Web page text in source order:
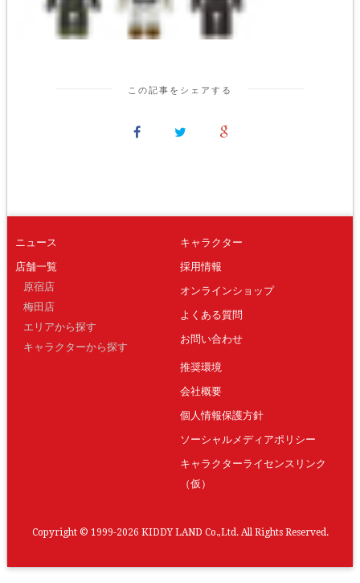
この記事をシェアする
ニュース
店舗一覧
原宿店
梅田店
エリアから探す
キャラクターから探す
キャラクター
採用情報
オンラインショップ
よくある質問
お問い合わせ
推奨環境
会社概要
個人情報保護方針
ソーシャルメディアポリシー
キャラクターライセンスリンク
（仮）
Copyright © 1999-2026 KIDDY LAND Co.,Ltd. All Rights Reserved.